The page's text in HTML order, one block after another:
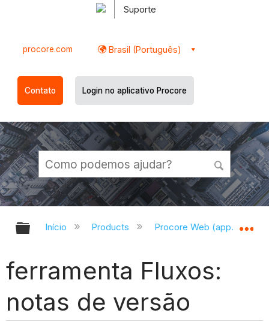
Suporte
procore.com Brasil (Português)
Contato Login no aplicativo Procore
Expandir/recolher hierarquia
Início Products Procore Web
ferramenta Fluxos:
notas de versão